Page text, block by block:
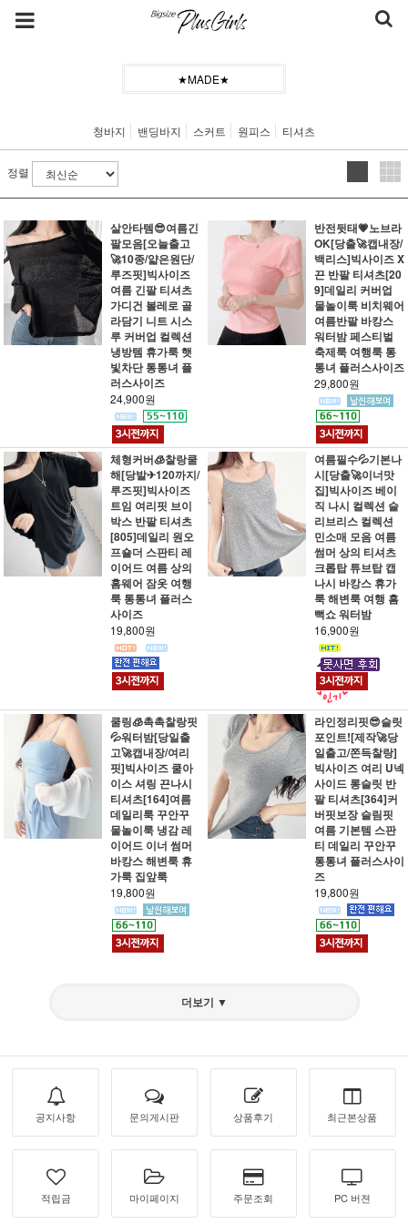
★MADE★
청바지 밴딩바지 스커트 원피스 티셔츠
정렬
살안타템😎여름긴
팔모음[오늘출고
🚀10종/얇은원단/
루즈핏]빅사이즈
여름 긴팔 티셔츠
가디건 볼레로 골
라담기 니트 시스
루 커버업 컬렉션
냉방템 휴가룩 햇
빛차단 통통녀 플
러스사이즈
24,900원
반전뒷태💗노브라
OK[당출🚀캡내장/
백리스]빅사이즈 X
끈 반팔 티셔츠[20
9]데일리 커버업
물놀이룩 비치웨어
여름반팔 바캉스
워터밤 페스티벌
축제룩 여행룩 통
통녀 플러스사이즈
29,800원
체형커버🧊찰랑쿨
해[당발✈120까지/
루즈핏]빅사이즈
트임 여리핏 브이
박스 반팔 티셔츠
[805]데일리 원오
프숄더 스판티 레
이어드 여름 상의
홈웨어 잠옷 여행
룩 통통녀 플러스
사이즈
19,800원
여름필수💦기본나
시[당출🚀이너맛
집]빅사이즈 베이
직 나시 컬렉션 슬
리브리스 컬렉션
민소매 모음 여름
썸머 상의 티셔츠
크롭탑 튜브탑 캡
나시 바캉스 휴가
룩 해변룩 여행 흠
뻑쇼 워터밤
16,900원
쿨링🧊촉촉찰랑핏
💦워터밤[당일출
고🚀캡내장/여리
핏]빅사이즈 쿨아
이스 셔링 끈나시
티셔츠[164]여름
데일리룩 꾸안꾸
물놀이룩 냉감 레
이어드 이너 썸머
바캉스 해변룩 휴
가룩 집앞룩
19,800원
라인정리핏😎슬릿
포인트![제작🚀당
일출고/쫀득찰랑]
빅사이즈 여리 U넥
사이드 롱슬릿 반
팔 티셔츠[364]커
버핏보장 슬림핏
여름 기본템 스판
티 데일리 꾸안꾸
통통녀 플러스사이
즈
19,800원
더보기 ▼
공지사항 문의게시판 상품후기 최근본상품
적립금 마이페이지 주문조회 PC 버젼